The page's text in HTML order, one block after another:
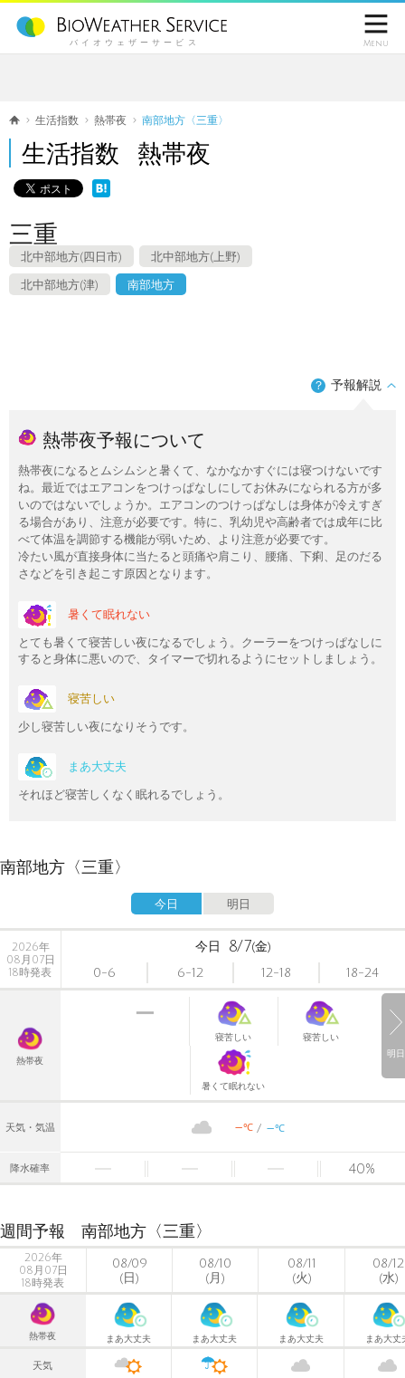
バイオウェザーサービス

Menu
生活指数 熱帯夜 南部地方〈三重〉
生活指数 熱帯夜
三重
北中部地方(四日市) 北中部地方(上野)
北中部地方(津) 南部地方
？ 予報解説
熱帯夜予報について
熱帯夜になるとムシムシと暑くて、なかなかすぐには寝つけないです
ね。最近ではエアコンをつけっぱなしにしてお休みになられる方が多
いのではないでしょうか。エアコンのつけっぱなしは身体が冷えすぎ
る場合があり、注意が必要です。特に、乳幼児や高齢者では成年に比
べて体温を調節する機能が弱いため、より注意が必要です。
冷たい風が直接身体に当たると頭痛や肩こり、腰痛、下痢、足のだる
さなどを引き起こす原因となります。
暑くて眠れない
とても暑くて寝苦しい夜になるでしょう。クーラーをつけっぱなしに
すると身体に悪いので、タイマーで切れるようにセットしましょう。
寝苦しい
少し寝苦しい夜になりそうです。
まあ大丈夫
それほど寝苦しくなく眠れるでしょう。
南部地方〈三重〉
今日 明日
明日
2026年
08月07日
18時発表
今日 8/7(金)
0-6
6-12 12-18 18-24
熱帯夜
寝苦しい 寝苦しい
暑くて眠れない
天気・気温 -℃ -℃
降水確率 40%
週間予報 南部地方〈三重〉
2026年
08月07日
18時発表
08/09
(日)
08/10
(月)
08/11
(火)
08/12
(水)
熱帯夜 まあ大丈夫 まあ大丈夫 まあ大丈夫 まあ大丈
天気